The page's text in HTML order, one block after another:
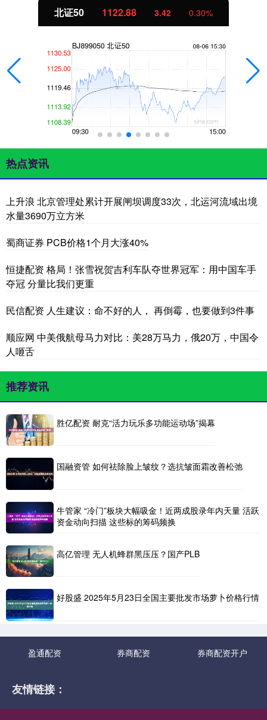
北证50 1122.88 3.42 0.30%
热点资讯
上升浪 北京管理处累计开展闸坝调度33次，北运河流域出境
水量3690万立方米
蜀商证券 PCB价格1个月大涨40%
恒捷配资 格局！张雪祝贺吉利车队夺世界冠军：用中国车手
夺冠 分量比我们更重
民信配资 人生建议：命不好的人， 再倒霉，也要做到3件事
顺应网 中美俄航母马力对比：美28万马力，俄20万，中国令
人咂舌
推荐资讯
胜亿配资 耐克“活力玩乐多功能运动场”揭幕
国融资管 如何祛除脸上皱纹？选抗皱面霜改善松弛
牛管家 “冷门”板块大幅吸金！近两成股录年内天量 活跃
资金动向扫描 这些标的筹码频换
高亿管理 无人机蜂群黑压压？国产PLB
好股盛 2025年5月23日全国主要批发市场萝卜价格行情
盈通配资 券商配资 券商配资开户
友情链接：